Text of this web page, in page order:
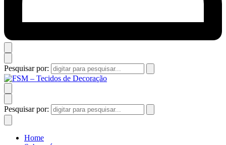
Pesquisar por:
Pesquisar por:
Home